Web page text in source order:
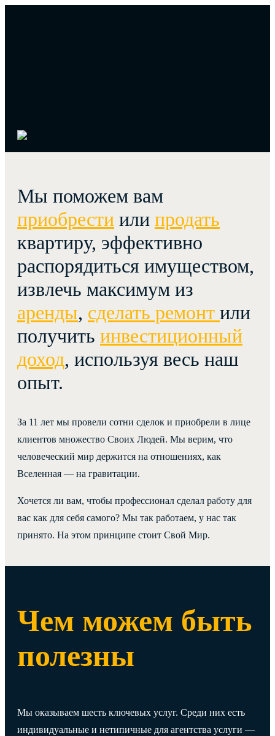
Мы поможем вам
приобрести или продать
квартиру, эффективно
распорядиться имуществом,
извлечь максимум из
аренды, сделать ремонт или
получить инвестиционный
доход, используя весь наш
опыт.
За 11 лет мы провели сотни сделок и приобрели в лице
клиентов множество Своих Людей. Мы верим, что
человеческий мир держится на отношениях, как
Вселенная — на гравитации.
Хочется ли вам, чтобы профессионал сделал работу для
вас как для себя самого? Мы так работаем, у нас так
принято. На этом принципе стоит Свой Мир.
Чем можем быть
полезны
Мы оказываем шесть ключевых услуг. Среди них есть
индивидуальные и нетипичные для агентства услуги —